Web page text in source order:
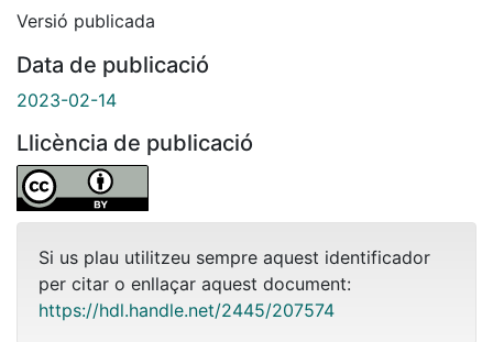
Versió publicada
Data de publicació
2023-02-14
Llicència de publicació
Si us plau utilitzeu sempre aquest identificador
per citar o enllaçar aquest document:
https://hdl.handle.net/2445/207574